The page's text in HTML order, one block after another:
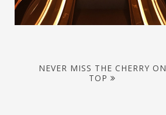
NEVER MISS THE CHERRY ON
TOP